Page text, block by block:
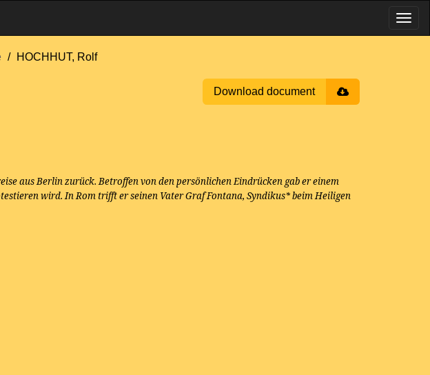
HOCHHUT, Rolf
Download document
aus Berlin zurück. Betroffen von den persönlichen Eindrücken gab er einem
wird. In Rom trifft er seinen Vater Graf Fontana, Syndikus* beim Heiligen